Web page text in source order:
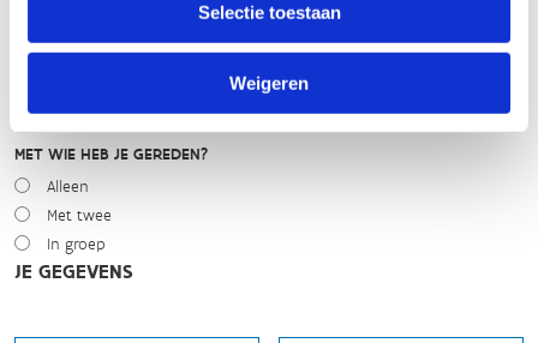
Selectie toestaan
Weigeren
Beginner
MET WIE HEB JE GEREDEN?
Alleen
Met twee
In groep
JE GEGEVENS